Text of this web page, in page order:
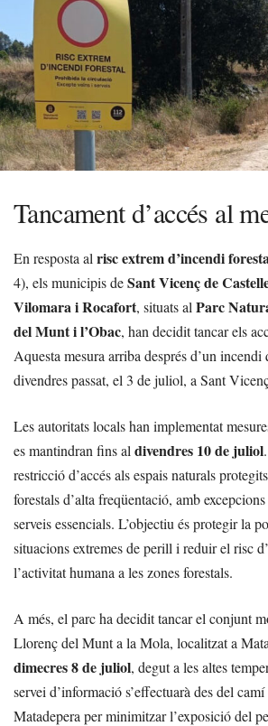
Tancament d’accés al
En resposta al risc extrem d’incendi
4), els municipis deSant Vicenç de
Vilomara i Rocafort, situats al Parc
del Munt i l’Obac, han decidit tancar els
Aquesta mesura arriba després d’un
divendres passat, el 3 de juliol, a Sant
Les autoritats locals han implementat
es mantindran fins al divendres 10 de juliol
restricció d’accés als espais naturals
forestals d’alta freqüentació, amb
serveis essencials. L’objectiu és protegir la
situacions extremes de perill i reduir el risc
l’activitat humana a les zones forestals.
A més, el parc ha decidit tancar el conjunt
Llorenç del Munt a la Mola, localitzat a
dimecres 8 de juliol, degut a les altes
servei d’informació s’effectuarà des del
Matadepera per minimitzar l’exposició del